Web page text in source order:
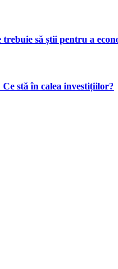
să știi pentru a
stă în calea investițiilor?